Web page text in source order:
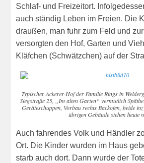
Schlaf- und Freizeitort.
auch ständig Leben im Freien. Die
draußen, man fuhr zum Feld und
versorgten den Hof, Garten und
Kläfchen (Schwätzchen) auf der
Typischer Ackerer-Hof der Familie Rings in
Siegstraße 25, „Im alten Garten“ vermutlich
Geräteschuppen, Vorbau rechts Backofen, beide
übrigen Gebäude stehen heute
Auch fahrendes Volk und Händler
Ort. Die Kinder wurden im Haus
starb auch dort. Dann wurde der